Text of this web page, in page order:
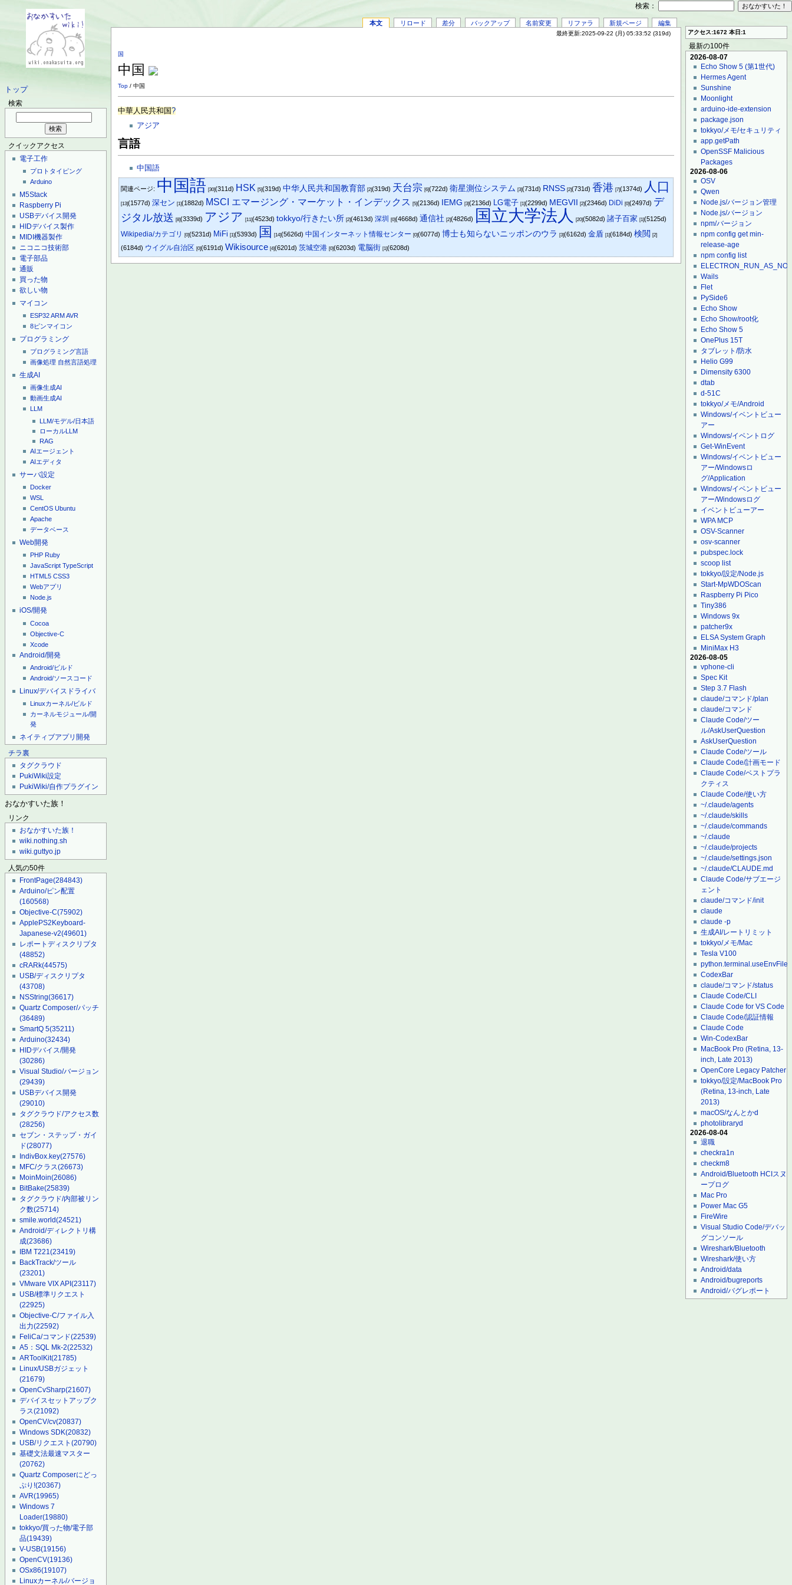
トップ
検索
クイックアクセス
電子工作
プロトタイピング
Arduino
M5Stack
Raspberry Pi
USBデバイス開発
HIDデバイス製作
MIDI機器製作
ニコニコ技術部
電子部品
通販
買った物
欲しい物
マイコン
ESP32ARMAVR
8ピンマイコン
プログラミング
プログラミング言語
画像処理 自然言語処理
生成AI
画像生成AI
動画生成AI
LLM
LLM/モデル/日本語
ローカルLLM
RAG
AIエージェント
AIエディタ
サーバ設定
Docker
WSL
CentOS Ubuntu
Apache
データベース
Web開発
PHP Ruby
JavaScript TypeScript
HTML5 CSS3
Webアプリ
Node.js
iOS/開発
Cocoa
Objective-C
Xcode
Android/開発
Android/ビルド
Android/ソースコード
Linux/デバイスドライバ
Linuxカーネル/ビルド
カーネルモジュール/開
発
ネイティブアプリ開発
チラ裏
タグクラウド
PukiWiki設定
PukiWiki/自作プラグイン
おなかすいた族！
リンク
おなかすいた族！
wiki.nothing.sh
wiki.guttyo.jp
人気の50件
FrontPage(284843)
Arduino/ピン配置
(160568)
Objective-C(75902)
ApplePS2Keyboard-
Japanese-v2(49601)
レポートディスクリプタ
(48852)
cRARk(44575)
USB/ディスクリプタ
(43708)
NSString(36617)
Quartz Composer/パッチ
(36489)
SmartQ 5(35211)
Arduino(32434)
HIDデバイス/開発
(30286)
Visual Studio/バージョン
(29439)
USBデバイス開発
(29010)
タグクラウド/アクセス数
(28256)
セブン・ステップ・ガイ
ド(28077)
IndivBox.key(27576)
MFC/クラス(26673)
MoinMoin(26086)
BitBake(25839)
タグクラウド/内部被リン
ク数(25714)
smile.world(24521)
Android/ディレクトリ構
成(23686)
IBM T221(23419)
BackTrack/ツール
(23201)
VMware VIX API(23117)
USB/標準リクエスト
(22925)
Objective-C/ファイル入
出力(22592)
FeliCa/コマンド(22539)
A5：SQL Mk-2(22532)
ARToolKit(21785)
Linux/USBガジェット
(21679)
OpenCvSharp(21607)
デバイスセットアップク
ラス(21092)
OpenCV/cv(20837)
Windows SDK(20832)
USB/リクエスト(20790)
基礎文法最速マスター
(20762)
Quartz Composerにどっ
ぷり!(20367)
AVR(19965)
Windows 7
Loader(19880)
tokkyo/買った物/電子部
品(19439)
V-USB(19156)
OpenCV(19136)
OSx86(19107)
Linuxカーネル/バージョ
本文 リロード 差分 バックアップ 名前変更 リファラ 新規ページ 編集
最終更新:2025-09-22 (月) 05:33:52 (319d)
国
中国
Top / 中国
中華人民共和国?
アジア
言語
中国語
関連ページ: 中国語 [30](311d) HSK [5](319d)中华人民共和国教育部 [2](319d) 天台宗 [6](722d)衛星測位システム [3](731d) RNSS [2](731d)香港 [7](1374d) 人口
[13](1577d)深セン [1](1882d) MSCI エマージング・マーケット・インデックス [5](2136d) IEMG [3](2136d) LG電子 [1](2299d) MEGVII [2](2346d) DiDi [0](2497d) デ
ジタル放送 [8](3339d) アジア [11](4523d)tokkyo/行きたい所 [2](4613d)深圳 [0](4668d)通信社 [2](4826d) 国立大学法人 [20](5082d)諸子百家 [1](5125d)
Wikipedia/カテゴリ [0](5231d) MiFi [1](5393d) 国 [14](5626d)中国インターネット情報センター [0](6077d)博士も知らないニッポンのウラ [3](6162d)金盾 [1](6184d)検閲 [2]
(6184d) ウイグル自治区 [0](6191d)Wikisource [4](6201d)茨城空港 [0](6203d) 電脳街 [1](6208d)
アクセス:1672 本日:1
最新の100件
2026-08-07
Echo Show 5 (第1世代)
Hermes Agent
Sunshine
Moonlight
arduino-ide-extension
package.json
tokkyo/メモ/セキュリティ
app.getPath
OpenSSF Malicious
Packages
2026-08-06
OSV
Qwen
Node.js/バージョン管理
Node.js/バージョン
npm/バージョン
npm config get min-
release-age
npm config list
Wails
Flet
PySide6
Echo Show
Echo Show/root化
Echo Show 5
OnePlus 15T
タブレット/防水
Helio G99
Dimensity 6300
dtab
d-51C
tokkyo/メモ/Android
Windows/イベントビュー
アー
Windows/イベントログ
Get-WinEvent
Windows/イベントビュー
アー/Windowsロ
グ/Application
Windows/イベントビュー
アー/Windowsログ
イベントビューアー
WPA MCP
OSV-Scanner
osv-scanner
pubspec.lock
scoop list
tokkyo/設定/Node.js
Start-MpWDOScan
Raspberry Pi Pico
Tiny386
Windows 9x
patcher9x
ELSA System Graph
MiniMax H3
2026-08-05
vphone-cli
Spec Kit
Step 3.7 Flash
claude/コマンド/plan
claude/コマンド
Claude Code/ツー
ル/AskUserQuestion
AskUserQuestion
Claude Code/ツール
Claude Code/計画モード
Claude Code/ベストプラ
クティス
Claude Code/使い方
~/.claude/agents
~/.claude/skills
~/.claude/commands
~/.claude
~/.claude/projects
~/.claude/settings.json
~/.claude/CLAUDE.md
Claude Code/サブエージ
ェント
claude/コマンド/init
claude
claude -p
生成AI/レートリミット
tokkyo/メモ/Mac
Tesla V100
python.terminal.useEnvFile
CodexBar
claude/コマンド/status
Claude Code/CLI
Claude Code for VS Code
Claude Code/認証情報
Claude Code
Win-CodexBar
MacBook Pro (Retina, 13-
inch, Late 2013)
OpenCore Legacy Patcher
tokkyo/設定/MacBook Pro
(Retina, 13-inch, Late
2013)
macOS/なんとかd
photolibraryd
2026-08-04
退職
checkra1n
checkm8
Android/Bluetooth HCIスヌ
ープログ
Mac Pro
Power Mac G5
FireWire
Visual Studio Code/デバッ
グコンソール
Wireshark/Bluetooth
Wireshark/使い方
Android/data
Android/bugreports
Android/バグレポート
検索：